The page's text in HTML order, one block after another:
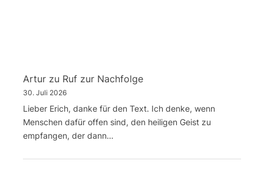
Artur zu Ruf zur Nachfolge
30. Juli 2026
Lieber Erich, danke für den Text. Ich denke, wenn
Menschen dafür offen sind, den heiligen Geist zu
empfangen, der dann…